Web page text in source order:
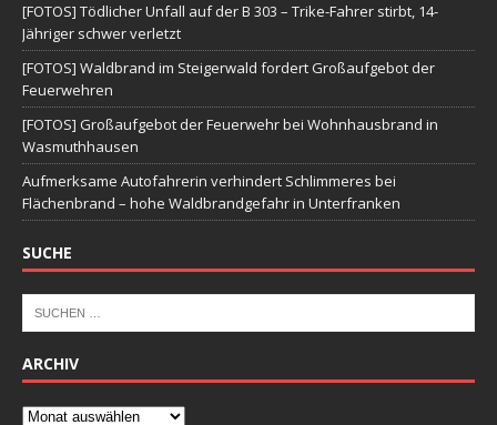
[FOTOS] Tödlicher Unfall auf der B 303 – Trike-Fahrer stirbt, 14-
Jähriger schwer verletzt
[FOTOS] Waldbrand im Steigerwald fordert Großaufgebot der
Feuerwehren
[FOTOS] Großaufgebot der Feuerwehr bei Wohnhausbrand in
Wasmuthhausen
Aufmerksame Autofahrerin verhindert Schlimmeres bei
Flächenbrand – hohe Waldbrandgefahr in Unterfranken
SUCHE
ARCHIV